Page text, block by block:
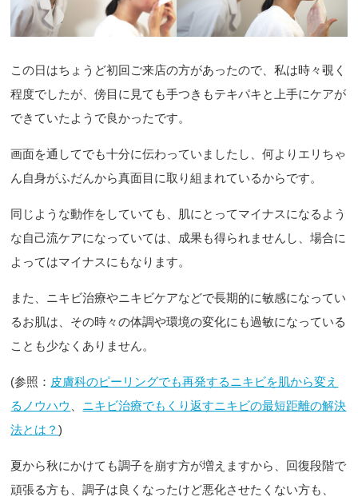
この日はちょうど初回ご来店の方があったので、私は時々覗く
程度でしたが、傍目に見ても手つきもテキパキと上手にケアが
できていたようで良かったです。
画面を通してでも十分に伝わっていましたし、何よりエリちゃ
ん自身がふだんから真面目に取り組まれているからです。
同じような動作をしていても、肌にとってマイナスになるよう
な自己流ケアになっていては、成果も得られませんし、場合に
よってはマイナスにもなります。
また、ニキビ治療やニキビケアなどで長期的に敏感になってい
るお肌は、その時々の体調や環境の変化にも過敏になっている
ことも少なくありません。
(参照： 皮膚科のピーリングでも再発するニキビを肌から変え
るノウハウ
ニキビ治療でもくり返すニキビの最短距離の解決
法とは？)
夏から秋にかけても調子を崩す方が増えますから、回復段階で
頑張る方も、調子は良くなったけど悪化させたくない方も、